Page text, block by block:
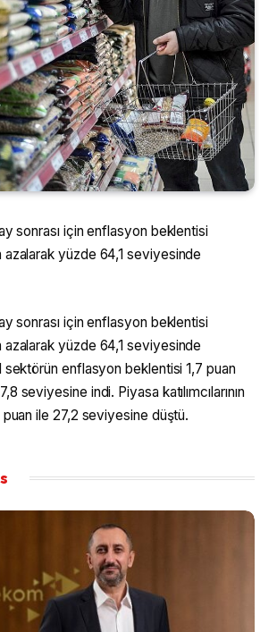
ay sonrası için enflasyon beklentisi
azalarak yüzde 64,1 seviyesinde
ay sonrası için enflasyon beklentisi
azalarak yüzde 64,1 seviyesinde
enflasyon beklentisi 1,7 puan
seviyesine indi. Piyasa katılımcılarının
ile 27,2 seviyesine düştü.